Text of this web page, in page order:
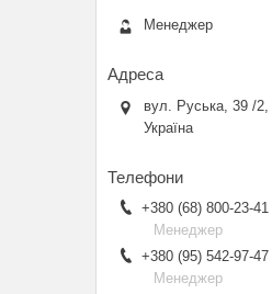
Менеджер
вул. Руська, 39 /2,
Україна
+380 (68) 800-23-41
Менеджер
+380 (95) 542-97-47
Менеджер